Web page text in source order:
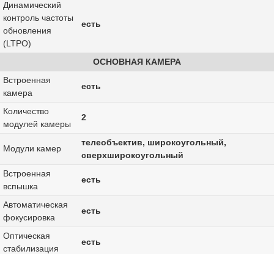
Динамический
контроль частоты
обновления
(LTPO)
есть
ОСНОВНАЯ КАМЕРА
Встроенная
камера
есть
Количество
модулей камеры
2
Модули камер
телеобъектив, широкоугольный,
сверхширокоугольный
Встроенная
вспышка
есть
Автоматическая
фокусировка
есть
Оптическая
стабилизация
есть